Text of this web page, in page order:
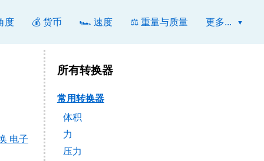
度 💰 货币 🏎️ 速度 ⚖️ 重量与质量 更多...
电子
所有转换器
常用转换器
体积
力
压力